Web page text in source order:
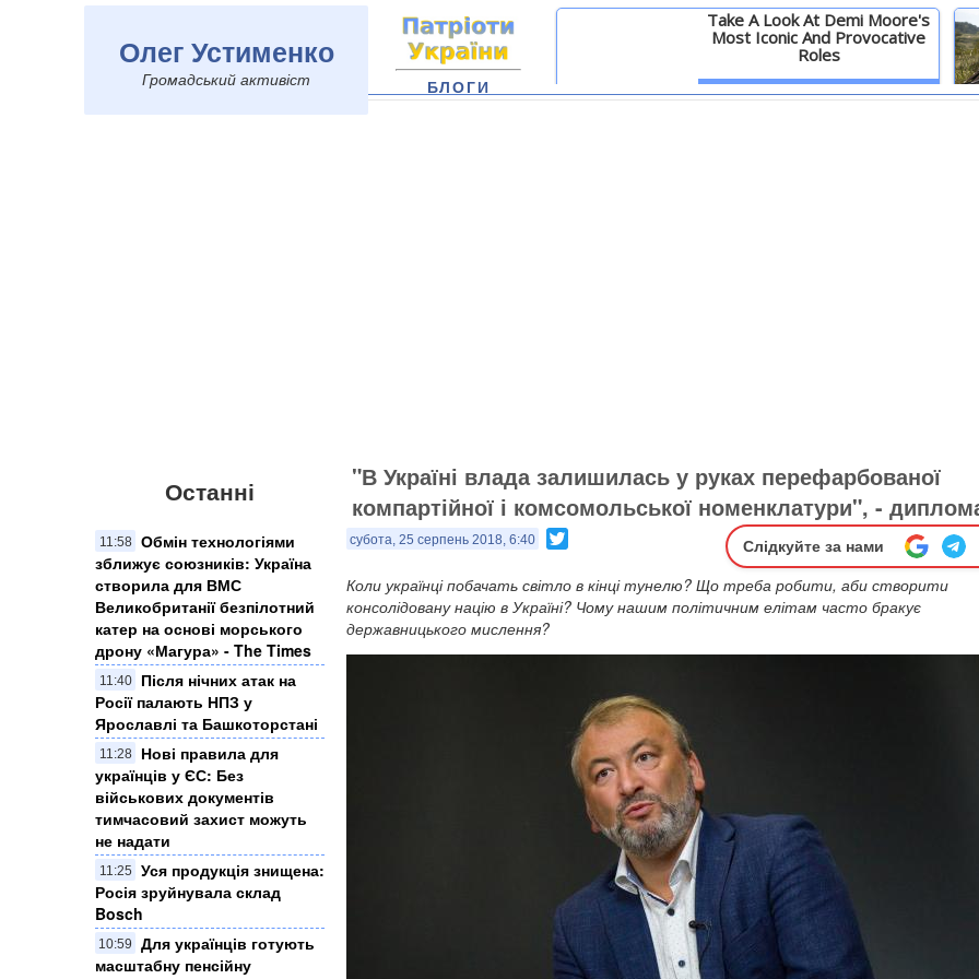
Олег Устименко
Громадський активіст
Take A Look At Demi Moore's
Most Iconic And Provocative
Roles
Детальніше
БЛОГИ
Останні
11:58
Обмін технологіями
зближує союзників: Україна
створила для ВМС
Великобританії безпілотний
катер на основі морського
дрону «Магура» - The Times
11:40
Після нічних атак на
Росії палають НПЗ у
Ярославлі та Башкоторстані
11:28
Нові правила для
українців у ЄС: Без
військових документів
тимчасовий захист можуть
не надати
11:25
Уся продукція знищена:
Росія зруйнувала склад
Bosch
10:59
Для українців готують
масштабну пенсійну
"В Україні влада залишилась у руках перефарбованої
компартійної і комсомольської номенклатури", -
субота, 25 серпень 2018, 6:40 Слідкуйте за нами
Коли українці побачать світло в кінці тунелю? Що треба робити, аби створити
консолідовану націю в Україні? Чому нашим політичним елітам часто бракує
державницького мислення?